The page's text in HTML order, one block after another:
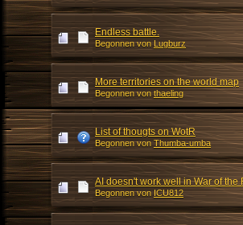
Endless battle.
Begonnen von Lugburz
More territories on the world map
Begonnen von thaeling
List of thougts on WotR
Begonnen von Thumba-umba
AI doesn't work well in War of the
Begonnen von ICU812